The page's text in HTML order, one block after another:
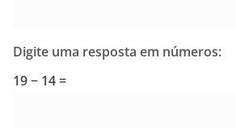
Digite uma resposta em números:
19 − 14 =